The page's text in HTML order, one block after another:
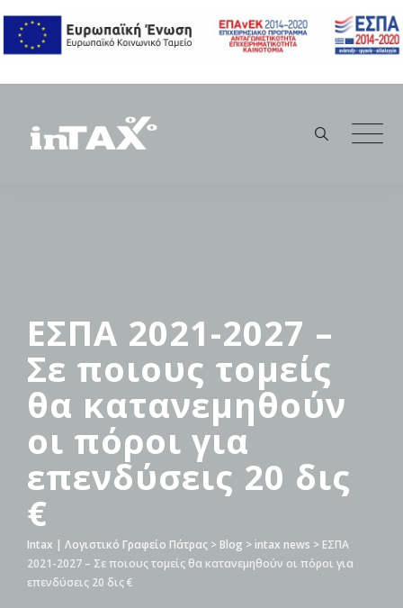
content
ΕΣΠΑ 2021-2027 –
Σε ποιους τομείς
θα κατανεμηθούν
οι πόροι για
επενδύσεις 20 δις
€
Intax | Λογιστικό Γραφείο Πάτρας > Blog > intax news > ΕΣΠΑ
2021-2027 – Σε ποιους τομείς θα κατανεμηθούν οι πόροι για
επενδύσεις 20 δις €